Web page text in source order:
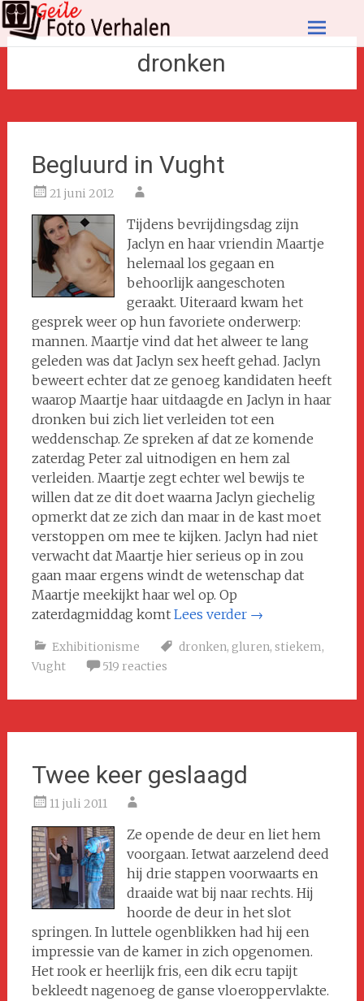
Ga
naar
dronken
Begluurd in Vught
21 juni 2012
Tijdens bevrijdingsdag zijn
Jaclyn en haar vriendin Maartje
helemaal los gegaan en
behoorlijk aangeschoten
geraakt. Uiteraard kwam het
gesprek weer op hun favoriete onderwerp:
mannen. Maartje vind dat het alweer te lang
geleden was dat Jaclyn sex heeft gehad. Jaclyn
beweert echter dat ze genoeg kandidaten heeft
waarop Maartje haar uitdaagde en Jaclyn in haar
dronken bui zich liet verleiden tot een
weddenschap. Ze spreken af dat ze komende
zaterdag Peter zal uitnodigen en hem zal
verleiden. Maartje zegt echter wel bewijs te
willen dat ze dit doet waarna Jaclyn giechelig
opmerkt dat ze zich dan maar in de kast moet
verstoppen om mee te kijken. Jaclyn had niet
verwacht dat Maartje hier serieus op in zou
gaan maar ergens windt de wetenschap dat
Maartje meekijkt haar wel op. Op
zaterdagmiddag komt Lees verder →
Exhibitionisme dronken, gluren, stiekem,
Vught
519 reacties
Twee keer geslaagd
11 juli 2011
Ze opende de deur en liet hem
voorgaan. Ietwat aarzelend deed
hij drie stappen voorwaarts en
draaide wat bij naar rechts. Hij
hoorde de deur in het slot
springen. In luttele ogenblikken had hij een
impressie van de kamer in zich opgenomen.
Het rook er heerlijk fris, een dik ecru tapijt
bekleedt nagenoeg de ganse vloeroppervlakte.